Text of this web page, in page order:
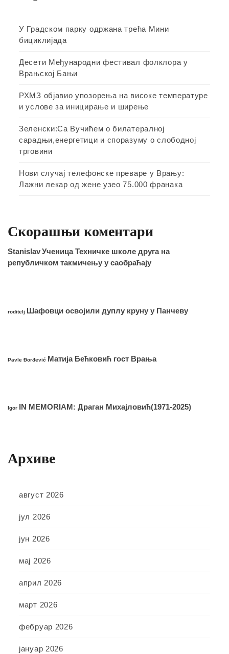
У Градском парку одржана трећа Мини
бициклијада
Десети Међународни фестивал фолклора у
Врањској Бањи
РХМЗ објавио упозорења на високе температуре
и услове за иницирање и ширење
Зеленски:Са Вучићем о билатералној
сарадњи,енергетици и споразуму о слободној
трговини
Нови случај телефонске преваре у Врању:
Лажни лекар од жене узео 75.000 франака
Скорашњи коментари
StanislavУченица Техничке школе друга на
републичком такмичењу у саобраћају
roditelj Шафовци освојили дуплу круну у Панчеву
Pavle Đorđević Матија Бећковић гост Врања
Igor IN MEMORIAM: Драган Михајловић(1971-2025)
Архиве
август 2026
јул 2026
јун 2026
мај 2026
април 2026
март 2026
фебруар 2026
јануар 2026